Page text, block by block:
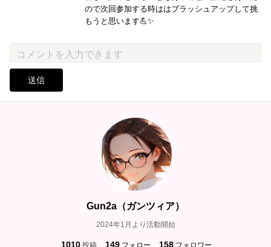
ので次回参加する時ははブラッシュアップして挑
もうと思います💪✨
送信
Gun2a（ガンツィア）
2024年1月より活動開始
1010 149 158